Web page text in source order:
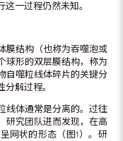
一过程仍然未知。
膜结构（也称为吞噬泡或
球形的双层膜结构，称为
自噬粒线体碎片的关键分
解过程。
线体通常是分离的。过往
研究团队进而发现，在高
网状的形态（图1）。研